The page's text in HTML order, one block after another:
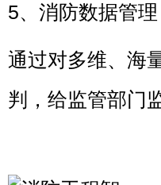
5、消防数据管理
通过对多维、海
判，给监管部门